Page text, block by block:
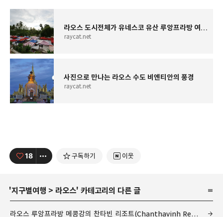
라오스 도시전체가 유네스코 유산 루앙프라방 여행의 매력
raycat.net
사진으로 만나는 라오스 수도 비엔티안의 풍경
raycat.net
18 구독하기 이웃
'지구별여행 > 라오스' 카테고리의 다른 글
라오스 루앙프라방 메콩강의 찬타빈 리조트(Chanthavinh Resort)